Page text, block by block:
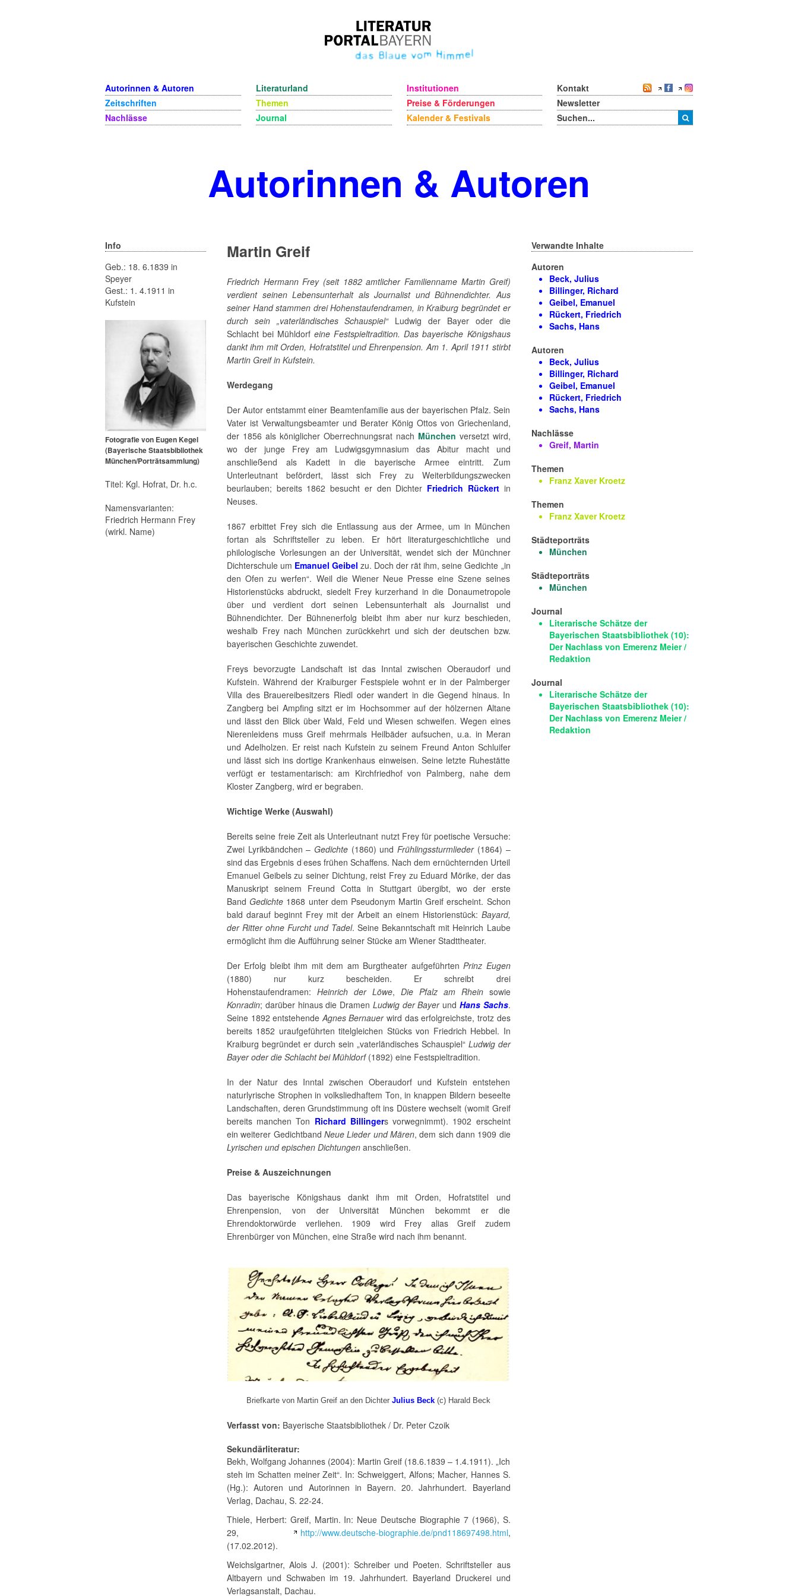
Autorinnen & Autoren
Zeitschriften
Nachlässe
Literaturland
Themen
Journal
Institutionen
Preise & Förderungen
Kalender & Festivals
Kontakt
Newsletter
Autorinnen & Autoren
Info
Geb.: 18. 6.1839 in
Speyer
Gest.: 1. 4.1911 in
Kufstein
Fotografie von Eugen Kegel
(Bayerische Staats­bi­blio­thek
München/Por­trät­samm­lung)
Titel: Kgl. Hofrat, Dr. h.c.
Namensvarianten:
Friedrich Hermann Frey
(wirkl. Name)
Martin Greif
Friedrich Hermann Frey (seit 1882 amtlicher Familienname Martin Greif)
verdient seinen Lebensunterhalt als Journalist und Bühnendichter. Aus
seiner Hand stammen drei Hohenstaufendramen, in Kraiburg begründet er
durch sein „vaterländisches Schauspiel“ Ludwig der Bayer oder die
Schlacht bei Mühldorf eine Festspieltradition. Das bayerische Königshaus
dankt ihm mit Orden, Hofratstitel und Ehrenpension.Am 1. April 1911 stirbt
Martin Greif in Kufstein.
Werdegang
Der Autor entstammt einer Beamtenfamilie aus der bayerischen Pfalz. Sein
Vater ist Verwaltungsbeamter und Berater König Ottos von Griechenland,
der 1856 als königlicher Oberrechnungsrat nach München versetzt wird,
wo der junge Frey am Ludwigsgymnasium das Abitur macht und
anschließend als Kadett in die bayerische Armee eintritt. Zum
Unterleutnant befördert, lässt sich Frey zu Weiterbildungszwecken
beurlauben; bereits 1862 besucht er den Dichter Friedrich Rückertin
Neuses.
1867 erbittet Frey sich die Entlassung aus der Armee, um in München
fortan als Schriftsteller zu leben. Er hört literaturgeschichtliche und
philologische Vorlesungen an der Universität, wendet sich der Münchner
Dichterschule um Emanuel Geibel zu. Doch der rät ihm, seine Gedichte „in
den Ofen zu werfen“. Weil die Wiener Neue Presse eine Szene seines
Historienstücks abdruckt, siedelt Frey kurzerhand in die Donaumetropole
über und verdient dort seinen Lebensunterhalt als Journalist und
Bühnendichter. Der Bühnenerfolg bleibt ihm aber nur kurz beschieden,
weshalb Frey nach München zurückkehrt und sich der deutschen bzw.
bayerischen Geschichte zuwendet.
Freys bevorzugte Landschaft ist das Inntal zwischen Oberaudorf und
Kufstein. Während der Kraiburger Festspiele wohnt er in der Palmberger
Villa des Brauereibesitzers Riedl oder wandert in die Gegend hinaus. In
Zangberg bei Ampfing sitzt er im Hochsommer auf der hölzernen Altane
und lässt den Blick über Wald, Feld und Wiesen schweifen. Wegen eines
Nierenleidens muss Greif mehrmals Heilbäder aufsuchen, u.a. in Meran
und Adelholzen. Er reist nach Kufstein zu seinem Freund Anton Schluifer
und lässt sich ins dortige Krankenhaus einweisen. Seine letzte Ruhestätte
verfügt er testamentarisch: am Kirchfriedhof von Palmberg, nahe dem
Kloster Zangberg, wird er begraben.
Wichtige Werke (Auswahl)
Bereits seine freie Zeit als Unterleutnant nutzt Frey für poetische Versuche:
Zwei Lyrikbändchen – Gedichte (1860) undFrühlingssturmlieder(1864) –
sind das Ergebnis dieses frühen Schaffens. Nach dem ernüchternden Urteil
Emanuel Geibels zu seiner Dichtung, reist Frey zu Eduard Mörike, der das
Manuskript seinem Freund Cotta in Stuttgart übergibt, wo der erste
Band Gedichte 1868 unter dem Pseudonym Martin Greif erscheint. Schon
bald darauf beginnt Frey mit der Arbeit an einem Historienstück: Bayard,
der Ritter ohne Furcht und Tadel. Seine Bekanntschaft mit Heinrich Laube
ermöglicht ihm die Aufführung seiner Stücke am Wiener Stadttheater.
Der Erfolg bleibt ihm mit dem am Burgtheater aufgeführtenPrinz Eugen
(1880) nur kurz bescheiden. Er schreibt drei
Hohenstaufendramen: Heinrich der Löwe, Die Pfalz am Rheinsowie
Konradin; darüber hinaus die Dramen Ludwig der Bayerund Hans Sachs.
Seine 1892 entstehendeAgnes Bernauerwird das erfolgreichste, trotz des
bereits 1852 uraufgeführten titelgleichen Stücks von Friedrich Hebbel. In
Kraiburg begründet er durch sein „vaterländisches Schauspiel“ Ludwig der
Bayer oder die Schlacht bei Mühldorf(1892) eine Festspieltradition.
In der Natur des Inntal zwischen Oberaudorf und Kufstein entstehen
naturlyrische Strophen in volksliedhaftem Ton, in knappen Bildern beseelte
Landschaften, deren Grundstimmung oft ins Düstere wechselt (womit Greif
bereits manchen Ton Richard Billingers vorwegnimmt). 1902 erscheint
ein weiterer Gedichtband Neue Lieder und Mären, dem sich dann 1909 die
Lyrischen und epischen Dichtungen anschließen.
Preise & Auszeichnungen
Das bayerische Königshaus dankt ihm mit Orden, Hofratstitel und
Ehrenpension, von der Universität München bekommt er die
Ehrendoktorwürde verliehen. 1909 wird Frey alias Greif zudem
Ehrenbürger von München, eine Straße wird nach ihm benannt.
Briefkarte von Martin Greif an den DichterJulius Beck (c) Harald Beck
Verfasst von: Bayerische Staatsbibliothek / Dr. Peter Czoik
Sekundärliteratur:
Bekh, Wolfgang Johannes (2004): Martin Greif (18.6.1839 – 1.4.1911). „Ich
steh im Schatten meiner Zeit“. In: Schweiggert, Alfons; Macher, Hannes S.
(Hg.): Autoren und Autorinnen in Bayern. 20. Jahrhundert. Bayerland
Verlag, Dachau, S. 22-24.
Thiele, Herbert: Greif, Martin. In: Neue Deutsche Biographie 7 (1966), S.
29,
http://www.deutsche-biographie.de/pnd118697498.html,
(17.02.2012).
Weichslgartner, Alois J. (2001): Schreiber und Poeten. Schriftsteller aus
Altbayern und Schwaben im 19. Jahrhundert. Bayerland Druckerei und
Verlagsanstalt, Dachau.
Verwandte Inhalte
Autoren
Beck, Julius
Billinger, Richard
Geibel, Emanuel
Rückert, Friedrich
Sachs, Hans
Autoren
Beck, Julius
Billinger, Richard
Geibel, Emanuel
Rückert, Friedrich
Sachs, Hans
Nachlässe
Greif, Martin
Themen
Franz Xaver Kroetz
Themen
Franz Xaver Kroetz
Städteporträts
München
Städteporträts
München
Journal
Literarische Schätze der
Bayerischen Staatsbibliothek (10):
Der Nachlass von Emerenz Meier /
Redaktion
Journal
Literarische Schätze der
Bayerischen Staatsbibliothek (10):
Der Nachlass von Emerenz Meier /
Redaktion